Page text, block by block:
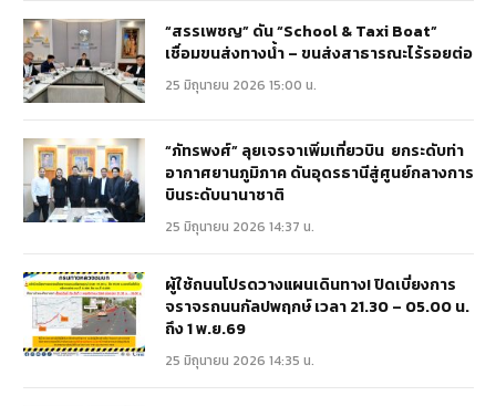
“สรรเพชญ” ดัน “School & Taxi Boat”
เชื่อมขนส่งทางน้ำ – ขนส่งสาธารณะไร้รอยต่อ
25 มิถุนายน 2026 15:00 น.
“ภัทรพงศ์” ลุยเจรจาเพิ่มเที่ยวบิน ยกระดับท่า
อากาศยานภูมิภาค ดันอุดรธานีสู่ศูนย์กลางการ
บินระดับนานาชาติ
25 มิถุนายน 2026 14:37 น.
ผู้ใช้ถนนโปรดวางแผนเดินทาง! ปิดเบี่ยงการ
จราจรถนนกัลปพฤกษ์ เวลา 21.30 – 05.00 น.
ถึง 1 พ.ย.69
25 มิถุนายน 2026 14:35 น.